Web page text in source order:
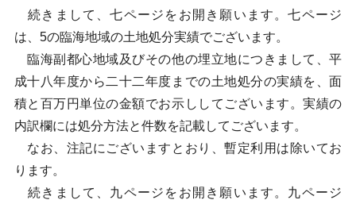
続きまして、七ページをお開き願います。七ページ
は、5の臨海地域の土地処分実績でございます。
臨海副都心地域及びその他の埋立地につきまして、平
成十八年度から二十二年度までの土地処分の実績を、面
積と百万円単位の金額でお示ししてございます。実績の
内訳欄には処分方法と件数を記載してございます。
なお、注記にございますとおり、暫定利用は除いてお
ります。
続きまして、九ページをお開き願います。九ページ